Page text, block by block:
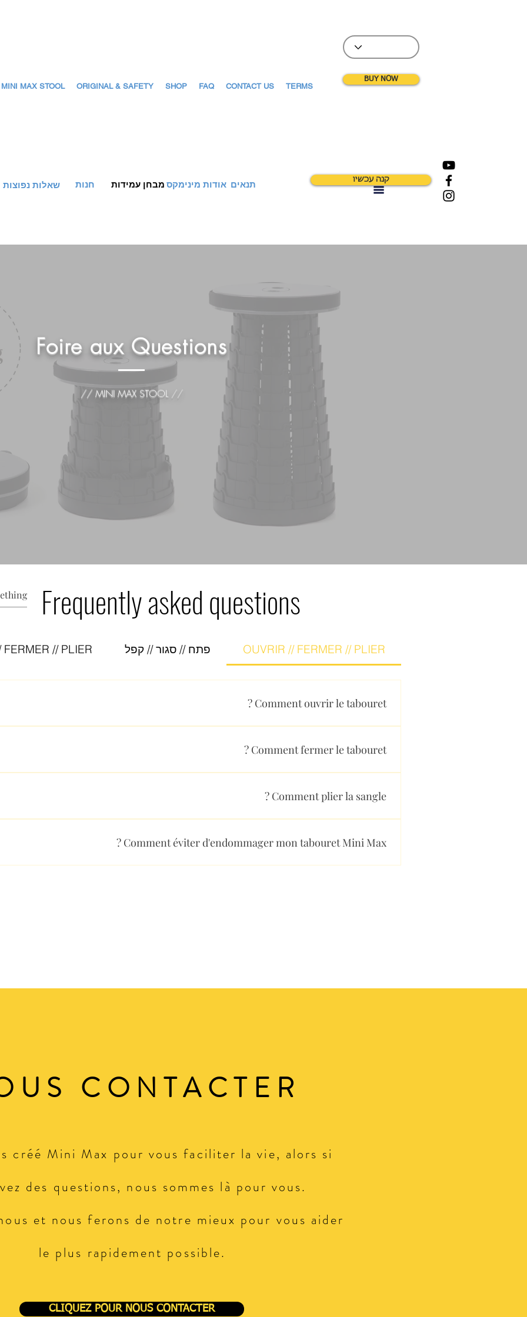
MAX STOOL ORIGINAL & SAFETY SHOP FAQ CONTACT US TERMS
BUY NOW
קנה עכשיו שאלות נפוצות חנות מבחן עמידות אודות מינימקס תנאים
Foire aux Questions
// MINI MAX STOOL //
Frequently asked questions
OUVRIR // FERMER // PLIER פתח // סגור // קפל FERMER // PLIER
Comment ouvrir le tabouret ?
(de 7 à 45 cm).
Comment fermer le tabouret ?
Comment plier la sangle ?
Comment éviter d'endommager mon tabouret Mini Max ?
CONTACTER
créé Mini Max pour vous faciliter la vie, alors si
des questions, nous sommes là pour vous.
et nous ferons de notre mieux pour vous aider
le plus rapidement possible.
CLIQUEZ POUR NOUS CONTACTER